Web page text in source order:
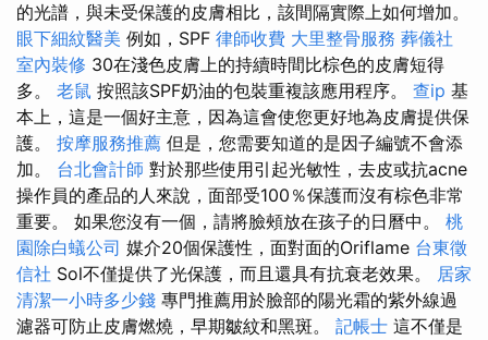
的光譜，與未受保護的皮膚相比，該間隔實際上如何增加。
眼下細紋醫美 例如，SPF 律師收費 大里整骨服務 葬儀社
室內裝修 30在淺色皮膚上的持續時間比棕色的皮膚短得
多。 老鼠 按照該SPF奶油的包裝重複該應用程序。 查ip 基
本上，這是一個好主意，因為這會使您更好地為皮膚提供保
護。 按摩服務推薦 但是，您需要知道的是因子編號不會添
加。 台北會計師 對於那些使用引起光敏性，去皮或抗acne
操作員的產品的人來說，面部受100％保護而沒有棕色非常
重要。 如果您沒有一個，請將臉頰放在孩子的日曆中。 桃
園除白蟻公司 媒介20個保護性，面對面的Oriflame 台東徵
信社 Sol不僅提供了光保護，而且還具有抗衰老效果。 居家
清潔一小時多少錢 專門推薦用於臉部的陽光霜的紫外線過
濾器可防止皮膚燃燒，早期皺紋和黑斑。 記帳士 這不僅是